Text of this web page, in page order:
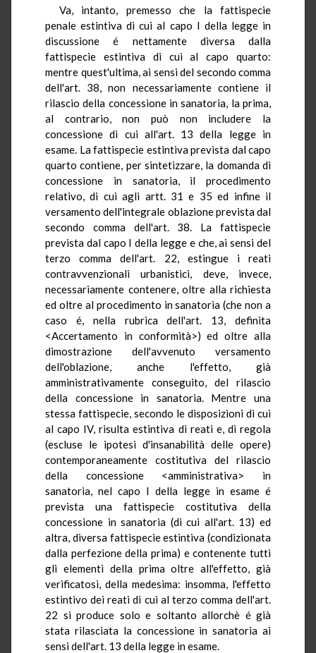
Va, intanto, premesso che la fattispecie
penale estintiva di cui al capo I della legge in
discussione é nettamente diversa dalla
fattispecie estintiva di cui al capo quarto:
mentre quest'ultima, ai sensi del secondo comma
dell'art. 38, non necessariamente contiene il
rilascio della concessione in sanatoria, la prima,
al contrario, non può non includere la
concessione di cui all'art. 13 della legge in
esame. La fattispecie estintiva prevista dal capo
quarto contiene, per sintetizzare, la domanda di
concessione in sanatoria, il procedimento
relativo, di cui agli artt. 31 e 35 ed infine il
versamento dell'integrale oblazione prevista dal
secondo comma dell'art. 38. La fattispecie
prevista dal capo I della legge e che, ai sensi del
terzo comma dell'art. 22, estingue i reati
contravvenzionali urbanistici, deve, invece,
necessariamente contenere, oltre alla richiesta
ed oltre al procedimento in sanatoria (che non a
caso é, nella rubrica dell'art. 13, definita
<Accertamento in conformità>) ed oltre alla
dimostrazione dell'avvenuto versamento
dell'oblazione, anche l'effetto, già
amministrativamente conseguito, del rilascio
della concessione in sanatoria. Mentre una
stessa fattispecie, secondo le disposizioni di cui
al capo IV, risulta estintiva di reati e, di regola
(escluse le ipotesi d'insanabilità delle opere)
contemporaneamente costitutiva del rilascio
della concessione <amministrativa> in
sanatoria, nel capo I della legge in esame é
prevista una fattispecie costitutiva della
concessione in sanatoria (di cui all'art. 13) ed
altra, diversa fattispecie estintiva (condizionata
dalla perfezione della prima) e contenente tutti
gli elementi della prima oltre all'effetto, già
verificatosi, della medesima: insomma, l'effetto
estintivo dei reati di cui al terzo comma dell'art.
22 si produce solo e soltanto allorchè é già
stata rilasciata la concessione in sanatoria ai
sensi dell'art. 13 della legge in esame.